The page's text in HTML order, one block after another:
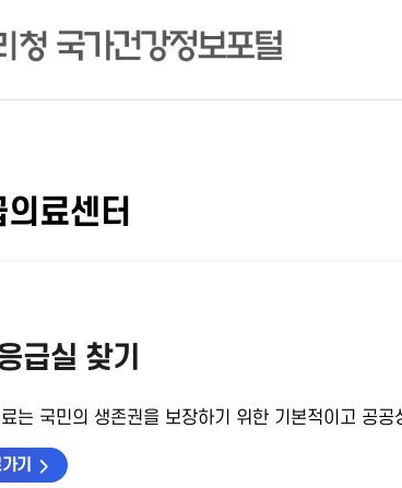
료센터
급실 찾기
는 국민의 생존권을 보장하기 위한 기본적이고 공
기